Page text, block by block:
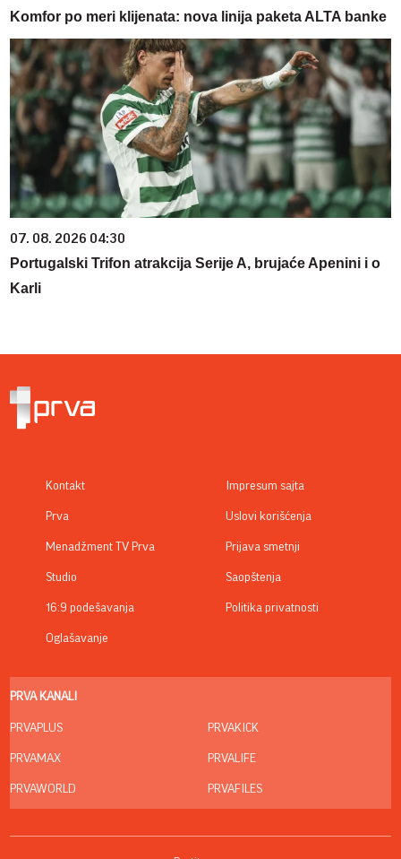
Komfor po meri klijenata: nova linija paketa ALTA banke
07. 08. 2026 04:30
Portugalski Trifon atrakcija Serije A, brujaće Apenini i o
Karli
Kontakt
Prva
Menadžment TV Prva
Studio
16:9 podešavanja
Oglašavanje
Impresum sajta
Uslovi korišćenja
Prijava smetnji
Saopštenja
Politika privatnosti
PRVA KANALI
PRVAPLUS
PRVAMAX
PRVAWORLD
PRVAKICK
PRVALIFE
PRVAFILES